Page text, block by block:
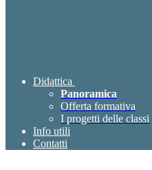
Didattica
Panoramica
Offerta formativa
I progetti delle classi
Info utili
Contatti